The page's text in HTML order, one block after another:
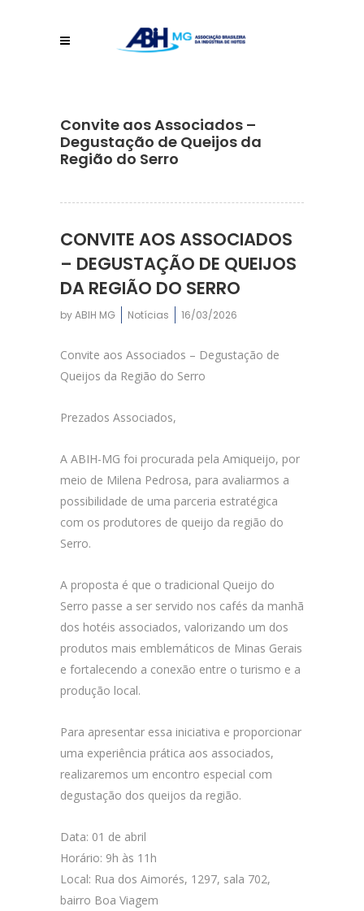
Convite aos Associados –
Degustação de Queijos da
Região do Serro
CONVITE AOS ASSOCIADOS
– DEGUSTAÇÃO DE QUEIJOS
DA REGIÃO DO SERRO
byABIH MG Notícias 16/03/2026
Convite aos Associados – Degustação de
Queijos da Região do Serro
Prezados Associados,
A ABIH-MG foi procurada pela Amiqueijo, por
meio de Milena Pedrosa, para avaliarmos a
possibilidade de uma parceria estratégica
com os produtores de queijo da região do
Serro.
A proposta é que o tradicional Queijo do
Serro passe a ser servido nos cafés da manhã
dos hotéis associados, valorizando um dos
produtos mais emblemáticos de Minas Gerais
e fortalecendo a conexão entre o turismo e a
produção local.
Para apresentar essa iniciativa e proporcionar
uma experiência prática aos associados,
realizaremos um encontro especial com
degustação dos queijos da região.
Data: 01 de abril
Horário: 9h às 11h
Local: Rua dos Aimorés, 1297, sala 702,
bairro Boa Viagem